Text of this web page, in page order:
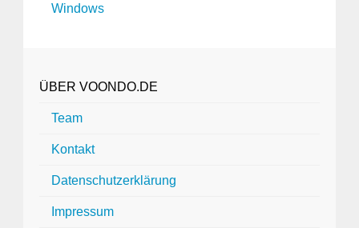
Windows
ÜBER VOONDO.DE
Team
Kontakt
Datenschutzerklärung
Impressum